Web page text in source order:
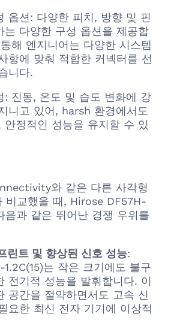
옵션: 다양한 피치, 방향 및 핀
는 다양한 구성 옵션을 제공합
해 엔지니어는 다양한 시스템
항에 맞춰 적합한 커넥터를 선
니다.
: 진동, 온도 및 습도 변화에 강
니고 있어, harsh 환경에서도
안정적인 성능을 유지할 수 있
와 같은 다른 사각형
비교했을 때, Hirose DF57H-
음과 같은 뛰어난 경쟁 우위를
린트 및 향상된 신호 성능:
는 작은 크기에도 불구
전기적 성능을 발휘합니다. 이
공간을 절약하면서도 고속 신
요한 최신 전자 기기에 이상적